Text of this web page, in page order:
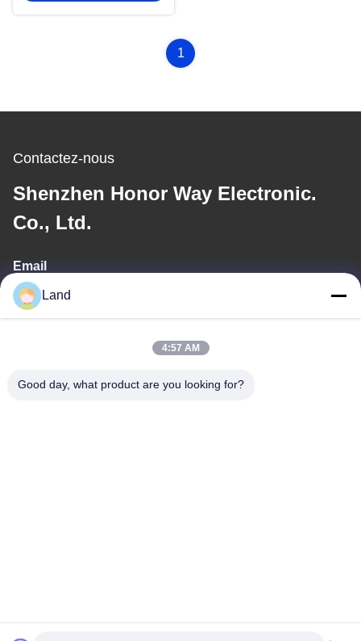
1
Contactez-nous
Shenzhen Honor Way Electronic.
Co., Ltd.
Email
land@szhw-tech.com
Adresse
barres Fournisseur. © de Copyright -2026 Shenzhen Honor Way
Land
4:57 AM
Good day, what product are you looking for?